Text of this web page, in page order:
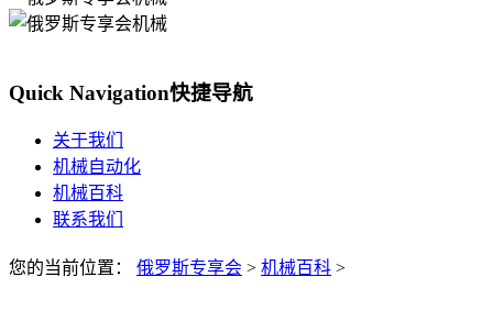
Quick Navigation快捷导航
关于我们
机械自动化
机械百科
联系我们
您的当前位置： 俄罗斯专享会 > 机械百科 >